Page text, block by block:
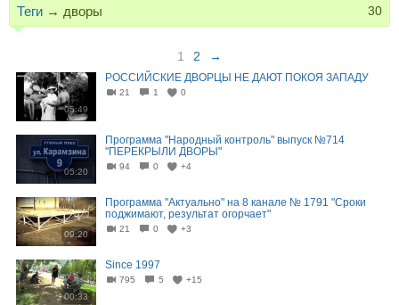
Теги → дворы 30
1 2 →
05:49
РОССИЙСКИЕ ДВОРЦЫ НЕ ДАЮТ ПОКОЯ ЗАПАДУ
21 1 0
05:20
Программа "Народный контроль" выпуск №714
"ПЕРЕКРЫЛИ ДВОРЫ"
94 0 +4
09:20
Программа "Актуально" на 8 канале № 1791 "Сроки
поджимают, результат огорчает"
21 0 +3
00:33
Since 1997
795 5 +15